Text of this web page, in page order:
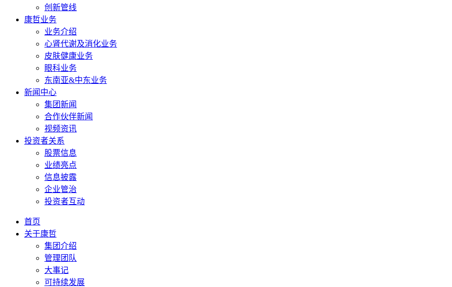
创新管线
康哲业务
业务介绍
心肾代谢及消化业务
皮肤健康业务
眼科业务
东南亚&中东业务
新闻中心
集团新闻
合作伙伴新闻
视频资讯
投资者关系
股票信息
业绩亮点
信息披露
企业管治
投资者互动
首页
关于康哲
集团介绍
管理团队
大事记
可持续发展